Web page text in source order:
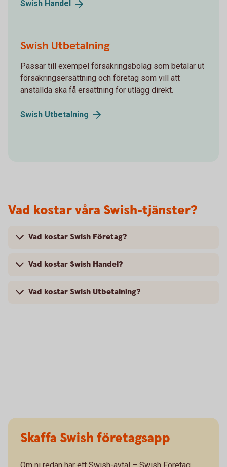
Swish Handel
Swish Utbetalning
Passar till exempel försäkringsbolag som betalar ut
försäkringsersättning och företag som vill att
anställda ska få ersättning för utlägg direkt.
Swish Utbetalning
Vad kostar våra Swish-tjänster?
Vad kostar Swish Företag?
Vad kostar Swish Handel?
Vad kostar Swish Utbetalning?
Skaffa Swish företagsapp